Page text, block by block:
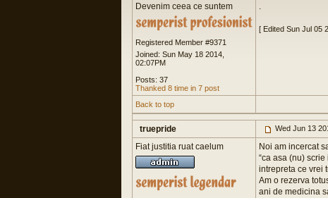
Devenim ceea ce suntem
Registered Member #9371
Joined: Sun May 18 2014,
02:07PM
Posts: 37
Thanked 8 time in 7 post
.
[ Edited Sun Jul 05
Back to top
truepride Wed Jun 13
Fiat justitia ruat caelum
Noi am incercat
“ca asa (nu)
intrepreta ce vrei
Am o rezerva
ani de medicina